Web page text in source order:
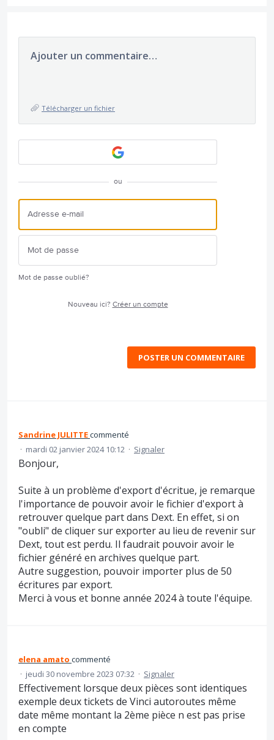
Ajouter un commentaire…
Télécharger un fichier
ou
Mot de passe oublié?
Nouveau ici? Créer un compte
POSTER UN COMMENTAIRE
Sandrine JULITTEcommenté
· mardi 02 janvier 2024 10:12 · Signaler
Bonjour,
Suite à un problème d'export d'écritue, je remarque
l'importance de pouvoir avoir le fichier d'export à
retrouver quelque part dans Dext. En effet, si on
"oubli" de cliquer sur exporter au lieu de revenir sur
Dext, tout est perdu. Il faudrait pouvoir avoir le
fichier généré en archives quelque part.
Autre suggestion, pouvoir importer plus de 50
écritures par export.
Merci à vous et bonne année 2024 à toute l'équipe.
elena amato commenté
· jeudi 30 novembre 2023 07:32 · Signaler
Effectivement lorsque deux pièces sont identiques
exemple deux tickets de Vinci autoroutes même
date même montant la 2ème pièce n est pas prise
en compte